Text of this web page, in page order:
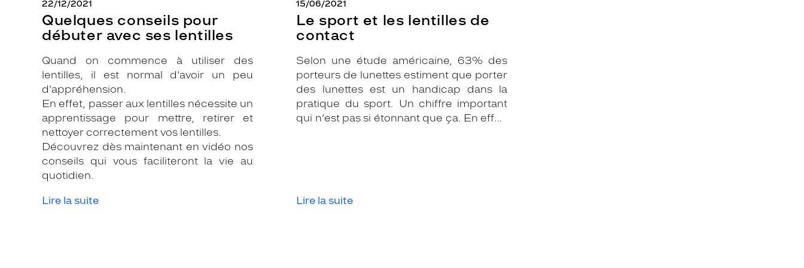
22/12/2021
Quelques conseils pour
débuter avec ses lentilles
Quand on commence à utiliser des
lentilles, il est normal d'avoir un peu
d'appréhension.
En effet, passer aux lentilles nécessite un
apprentissage pour mettre, retirer et
nettoyer correctement vos lentilles.
Découvrez dès maintenant en vidéo nos
conseils qui vous faciliteront la vie au
quotidien.
Lire la suite
15/06/2021
Le sport et les lentilles de
contact
Selon une étude américaine, 63% des
porteurs de lunettes estiment que porter
des lunettes est un handicap dans la
pratique du sport. Un chiffre important
qui n’est pas si étonnant que ça. En effet,
Lire la suite